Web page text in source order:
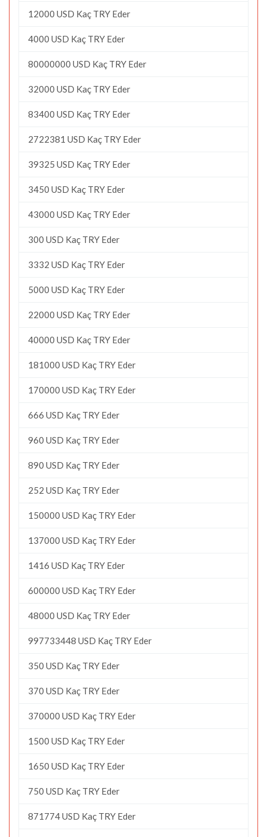
12000 USD Kaç TRY Eder
4000 USD Kaç TRY Eder
80000000 USD Kaç TRY Eder
32000 USD Kaç TRY Eder
83400 USD Kaç TRY Eder
2722381 USD Kaç TRY Eder
39325 USD Kaç TRY Eder
3450 USD Kaç TRY Eder
43000 USD Kaç TRY Eder
300 USD Kaç TRY Eder
3332 USD Kaç TRY Eder
5000 USD Kaç TRY Eder
22000 USD Kaç TRY Eder
40000 USD Kaç TRY Eder
181000 USD Kaç TRY Eder
170000 USD Kaç TRY Eder
666 USD Kaç TRY Eder
960 USD Kaç TRY Eder
890 USD Kaç TRY Eder
252 USD Kaç TRY Eder
150000 USD Kaç TRY Eder
137000 USD Kaç TRY Eder
1416 USD Kaç TRY Eder
600000 USD Kaç TRY Eder
48000 USD Kaç TRY Eder
997733448 USD Kaç TRY Eder
350 USD Kaç TRY Eder
370 USD Kaç TRY Eder
370000 USD Kaç TRY Eder
1500 USD Kaç TRY Eder
1650 USD Kaç TRY Eder
750 USD Kaç TRY Eder
871774 USD Kaç TRY Eder